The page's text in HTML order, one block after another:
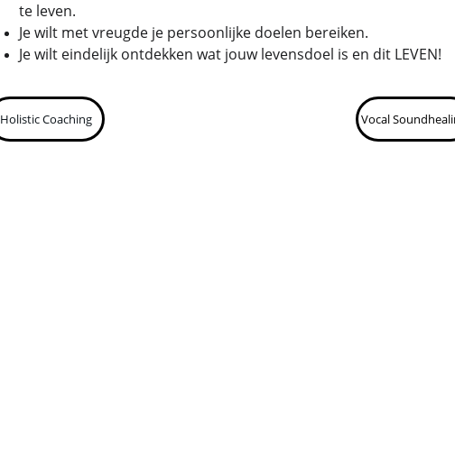
te leven.
Je wilt met vreugde je persoonlijke doelen bereiken.
Je wilt eindelijk ontdekken wat jouw levensdoel is en dit LEVEN!
Holistic Coaching Vocal